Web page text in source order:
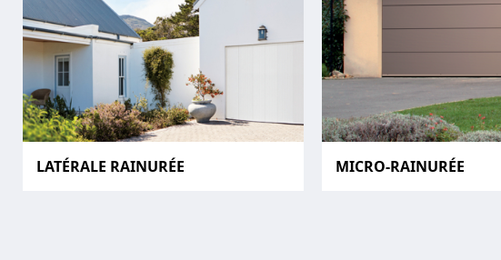
LATÉRALE RAINURÉE MICRO-RAINURÉE